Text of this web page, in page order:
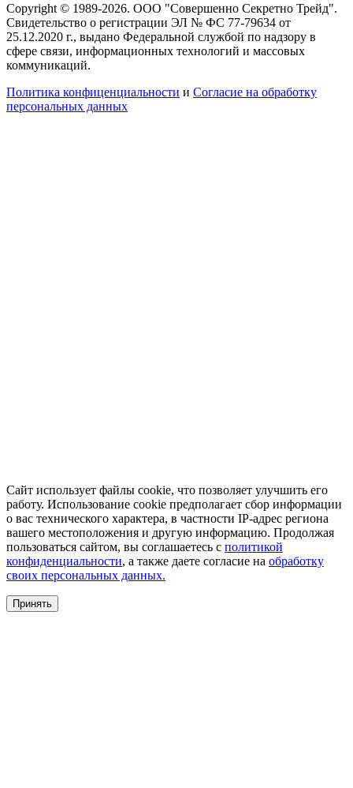
Copyright © 1989-2026. ООО "Совершенно Секретно Трейд".
Свидетельство о регистрации ЭЛ № ФС 77-79634 от
25.12.2020 г., выдано Федеральной службой по надзору в
сфере связи, информационных технологий и массовых
коммуникаций.
Политика конфиценциальности и Согласие на обработку
персональных данных
Сайт использует файлы cookie, что позволяет улучшить его
работу. Использование cookie предполагает сбор информации
о вас технического характера, в частности IP-адрес региона
вашего местоположения и другую информацию. Продолжая
пользоваться сайтом, вы соглашаетесь с политикой
конфиденциальности, а также даете согласие на обработку
своих персональных данных.
Принять